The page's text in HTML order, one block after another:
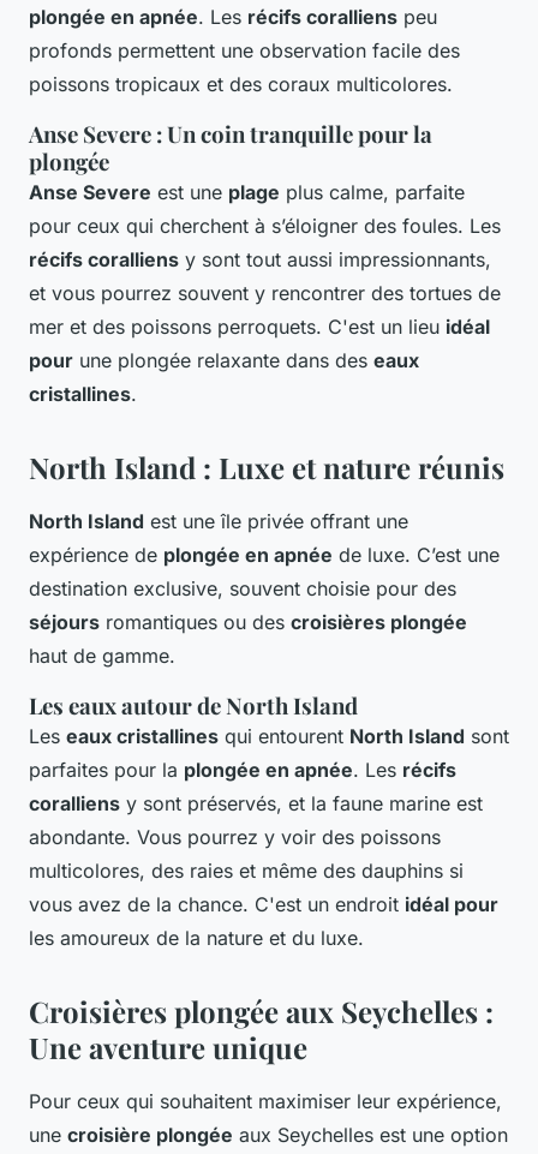
plongée en apnée. Les récifs coralliens peu
profonds permettent une observation facile des
poissons tropicaux et des coraux multicolores.
Anse Severe : Un coin tranquille pour la
plongée
Anse Severe est une plage plus calme, parfaite
pour ceux qui cherchent à s’éloigner des foules. Les
récifs coralliens y sont tout aussi impressionnants,
et vous pourrez souvent y rencontrer des tortues de
mer et des poissons perroquets. C'est un lieu idéal
pour une plongée relaxante dans des eaux
cristallines.
North Island : Luxe et nature réunis
North Island est une île privée offrant une
expérience de plongée en apnée de luxe. C’est une
destination exclusive, souvent choisie pour des
séjours romantiques ou des croisières plongée
haut de gamme.
Les eaux autour de North Island
Les eaux cristallines qui entourent North Island sont
parfaites pour la plongée en apnée. Les récifs
coralliens y sont préservés, et la faune marine est
abondante. Vous pourrez y voir des poissons
multicolores, des raies et même des dauphins si
vous avez de la chance. C'est un endroit idéal pour
les amoureux de la nature et du luxe.
Croisières plongée aux Seychelles :
Une aventure unique
Pour ceux qui souhaitent maximiser leur expérience,
une croisière plongée aux Seychelles est une option